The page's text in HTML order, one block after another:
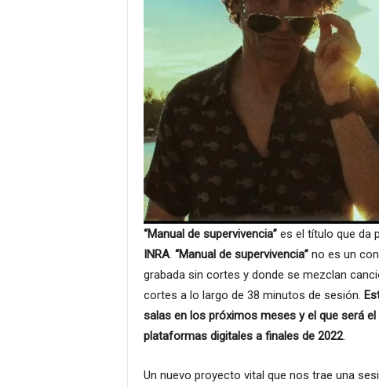
“Manual de supervivencia”es el título que da
INRA. “Manual de supervivencia”no es un
grabada sin cortes y donde se mezclan
cortes a lo largo de 38 minutos de sesión.
salas en los próximos meses y el que será
plataformas digitales a finales de 2022.
Un nuevo proyecto vital que nos trae una